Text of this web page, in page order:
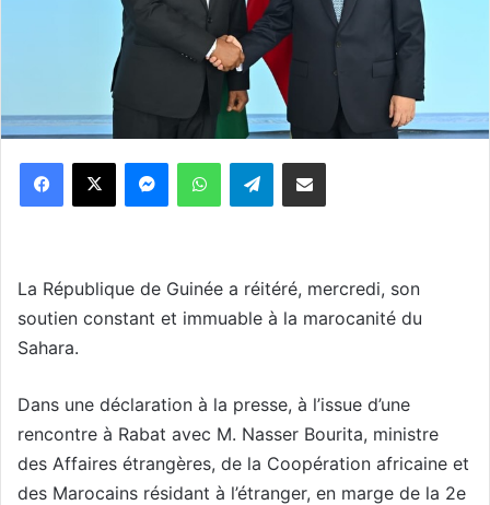
WhatsApp Telegram
La République de Guinée a réitéré, mercredi, son
soutien constant et immuable à la marocanité du
Sahara.
Dans une déclaration à la presse, à l’issue d’une
rencontre à Rabat avec M. Nasser Bourita, ministre
des Affaires étrangères, de la Coopération africaine et
des Marocains résidant à l’étranger, en marge de la 2e